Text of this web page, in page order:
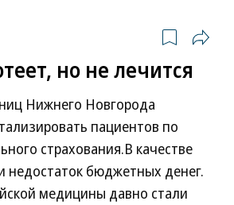
но не лечится
Нижнего Новгорода
пациентов по
страхования.В качестве
недостаток бюджетных денег.
медицины давно стали